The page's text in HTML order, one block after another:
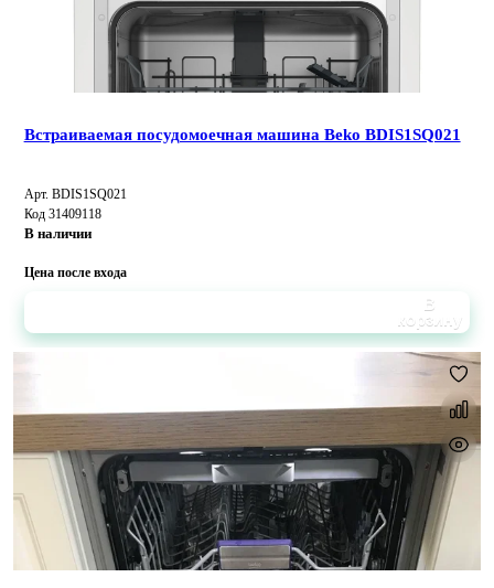
Встраиваемая посудомоечная машина Beko BDIS1SQ021
Арт. BDIS1SQ021
Код 31409118
В наличии
Цена после входа
В
корзину